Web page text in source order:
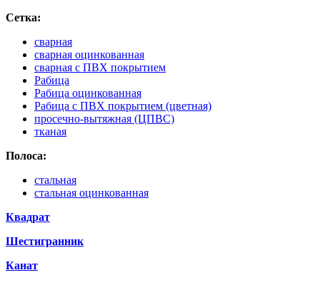
Сетка:
сварная
сварная оцинкованная
сварная с ПВХ покрытием
Рабица
Рабица оцинкованная
Рабица с ПВХ покрытием (цветная)
просечно-вытяжная (ЦПВС)
тканая
Полоса:
стальная
стальная оцинкованная
Квадрат
Шестигранник
Канат